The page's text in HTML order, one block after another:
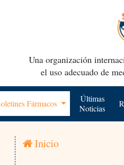
Una organización
el uso adecuado de
Fármacos
Últimas
Noticias
Inicio